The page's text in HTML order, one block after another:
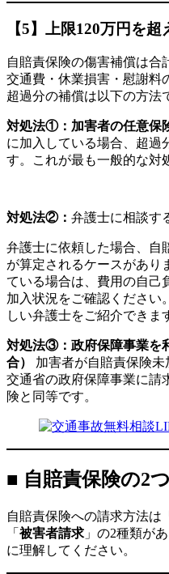
【5】上限120万円を超
自賠責保険の傷害補償は合
交通費・休業損害・慰謝料
超過分の補償は以下の方法
対処法①：加害者の任意保
に加入している場合、超過
す。これが最も一般的な対
対処法②： 弁護士に相談す
弁護士に依頼した場合、自
が算定されるケースがあり
ている場合は、費用の自己
加入状況をご確認ください
しい弁護士をご紹介できま
対処法③：政府保障事業を
合）
加害者が自賠責保険
交通省の政府保障事業に請
険と同等です。
■ 自賠責保険の2
自賠責保険への請求方法は「
「 被害者請求 」の2種類が
に理解してください。